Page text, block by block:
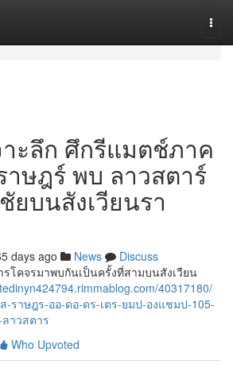
าะลึก ศึกรีแมตช์ภาค
าษฎร์ พบ ลาวสตาร์
ยบนสังเวียนรา
days ago News
Discuss
โคจรมาพบกันเป็นครั้งที่สามบนสังเวียน
40317180/
ราษฎร-ออ-ดอ-ดร-เตร-ยมป-องแชมป-105-
าวสตาร
Who Upvoted